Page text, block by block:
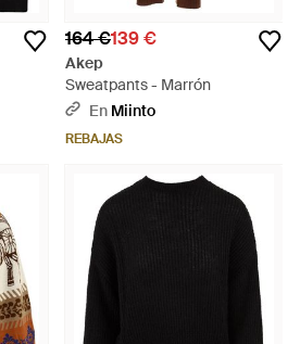
164 €139 €
Akep
Sweatpants - Marrón
En Miinto
REBAJAS